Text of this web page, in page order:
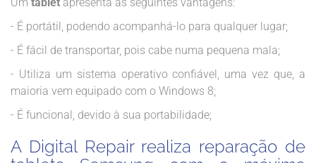
- É portátil, podendo acompanhá-lo para qualquer lugar;
- É fácil de transportar, pois cabe numa pequena mala;
- Utiliza um sistema operativo confiável, uma vez que, a
maioria vem equipado com o Windows 8;
- É funcional, devido à sua portabilidade;
A Digital Repair realiza reparação de